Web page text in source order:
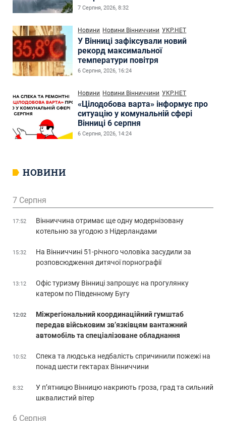
7 Серпня, 2026, 8:32
Новини Новини Вінниччини УКР.НЕТ
У Вінниці зафіксували новий
рекорд максимальної
температури повітря
6 Серпня, 2026, 16:24
Новини Новини Вінниччини УКР.НЕТ
«Цілодобова варта» інформує про
ситуацію у комунальній сфері
Вінниці 6 серпня
6 Серпня, 2026, 14:24
НОВИНИ
7 Серпня
17:52
Вінниччина отримає ще одну модернізовану
котельню за угодою з Нідерландами
15:32
На Вінниччині 51-річного чоловіка засудили за
розповсюдження дитячої порнографії
13:12
Офіс туризму Вінниці запрошує на прогулянку
катером по Південному Бугу
12:02
Міжрегіональний координаційний гумштаб
передав військовим зв’язківцям вантажний
автомобіль та спеціалізоване обладнання
10:52
Спека та людська недбалість спричинили пожежі на
понад шести гектарах Вінниччини
8:32
У п’ятницю Вінницю накриють гроза, град та сильний
шквалистий вітер
6 Серпня